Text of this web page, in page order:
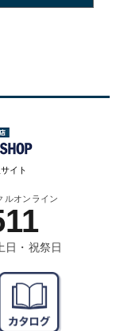
イト
ルオンライン
日・祝祭日